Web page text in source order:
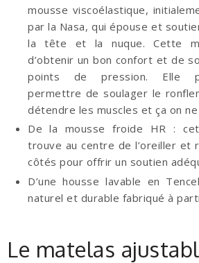
mousse viscoélastique,
par la Nasa, qui épouse et
la tête et la nuque. Cette
d’obtenir un bon confort et de
points de pression. Elle
permettre de soulager le
détendre les muscles et ça on
De la mousse froide HR :
trouve au centre de l’oreiller et
côtés pour offrir un soutien
D’une housse lavable en
naturel et durable fabriqué à
Le matelas